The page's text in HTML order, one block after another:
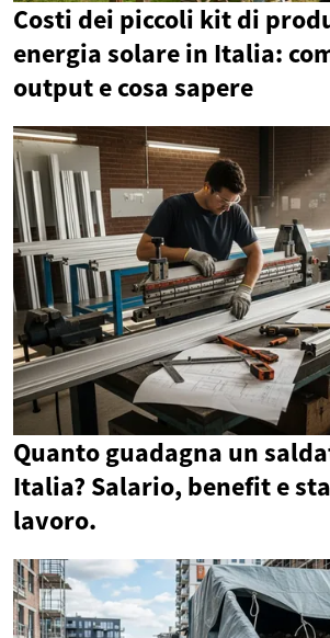
Costi dei piccoli kit di
energia solare in Italia:
output e cosa sapere
Quanto guadagna un
Italia? Salario, benefit e
lavoro.